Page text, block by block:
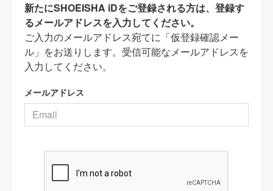
新たにSHOEISHA iDをご登録される方は、登録す
るメールアドレスを入力してください。
ご入力のメールアドレス宛てに「仮登録確認メー
ル」をお送りします。受信可能なメールアドレスを
入力してください。
メールアドレス